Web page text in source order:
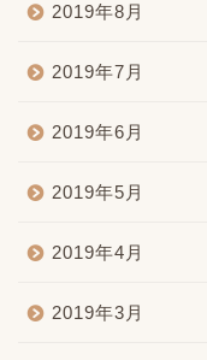
2019年8月
2019年7月
2019年6月
2019年5月
2019年4月
2019年3月